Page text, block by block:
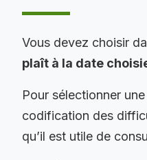
Vous devez choisir
plaît à la date
Pour sélectionner
codification des
qu’il est utile de